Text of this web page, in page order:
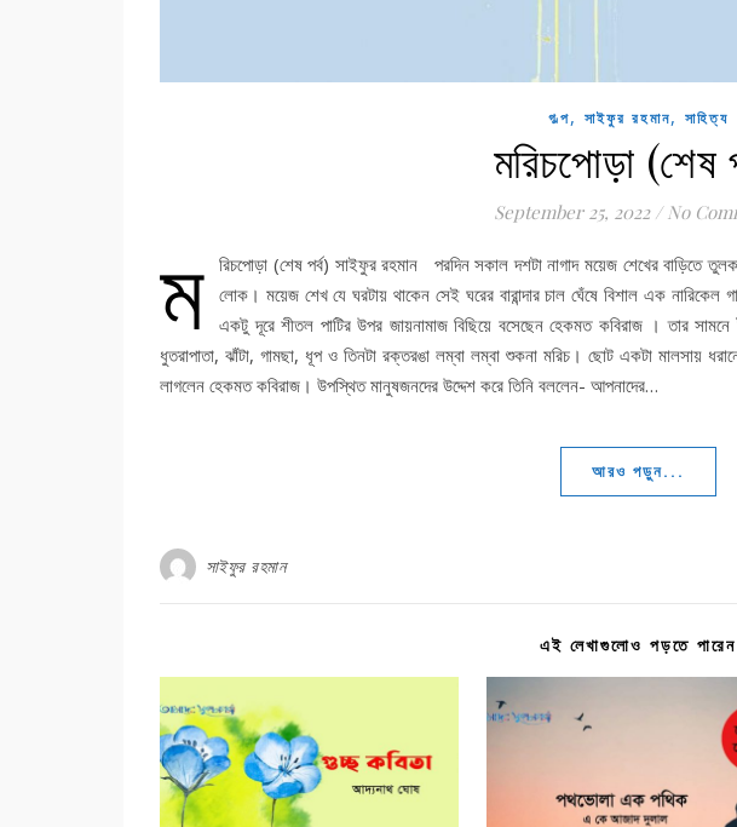
গল্প, সাইফুর রহমান, সাহিত্য
মরিচপোড়া (শেষ
September 25, 2022 / No
ম রিচপোড়া (শেষ পর্ব) সাইফুর রহমান পরদিন সকাল দশটা নাগাদ ময়েজ শেখের বাড়িতে
লোক। ময়েজ শেখ যে ঘরটায় থাকেন সেই ঘরের বারান্দার চাল ঘেঁষে বিশাল এক
একটু দূরে শীতল পাটির উপর জায়নামাজ বিছিয়ে বসেছেন হেকমত কবিরাজ । তার
ধুতরাপাতা, ঝাঁটা, গামছা, ধূপ ও তিনটা রক্তরঙা লম্বা লম্বা শুকনা মরিচ। ছোট একটা মালসায়
লাগলেন হেকমত কবিরাজ। উপস্থিত মানুষজনদের উদ্দেশ করে তিনি বললেন- আপনাদের…
আরও পড়ুন...
সাইফুর রহমান
এই লেখাগুলোও পড়তে পারেন